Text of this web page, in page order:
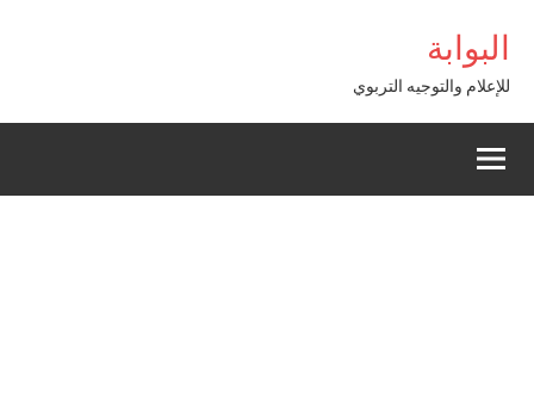
contenu
البوابة
للإعلام والتوجيه التربوي